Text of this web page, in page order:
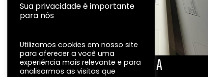
LINHA DO TEMPO DA FOTOGRAFIA
Sua privacidade é importante
para nós
Utilizamos cookies em nosso site
para oferecer a você uma
experiência mais relevante e para
analisarmos as visitas que